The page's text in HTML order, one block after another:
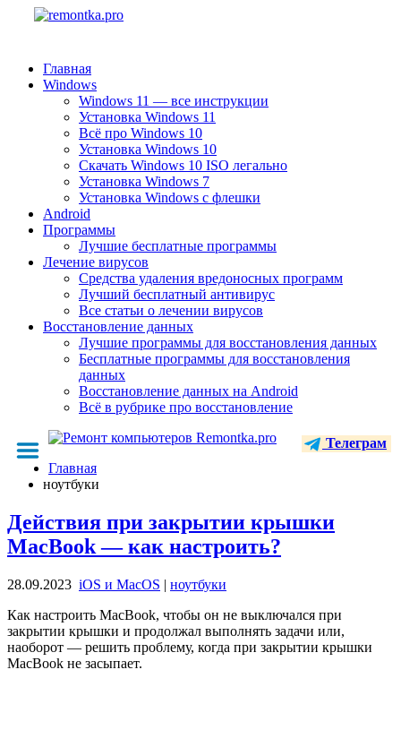
Главная
Windows
Windows 11 — все инструкции
Установка Windows 11
Всё про Windows 10
Установка Windows 10
Скачать Windows 10 ISO легально
Установка Windows 7
Установка Windows с флешки
Android
Программы
Лучшие бесплатные программы
Лечение вирусов
Средства удаления вредоносных программ
Лучший бесплатный антивирус
Все статьи о лечении вирусов
Восстановление данных
Лучшие программы для восстановления данных
Бесплатные программы для восстановления
данных
Восстановление данных на Android
Всё в рубрике про восстановление
Телеграм
Главная
ноутбуки
Действия при закрытии крышки
MacBook — как настроить?
28.09.2023 iOS и MacOS | ноутбуки
Как настроить MacBook, чтобы он не выключался при
закрытии крышки и продолжал выполнять задачи или,
наоборот — решить проблему, когда при закрытии крышки
MacBook не засыпает.